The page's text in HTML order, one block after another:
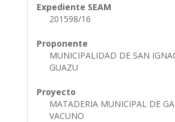
Expediente SEAM
201598/16
Proponente
MUNICIPALIDAD DE SAN
GUAZU
Proyecto
MATADERIA MUNICIPAL DE
VACUNO